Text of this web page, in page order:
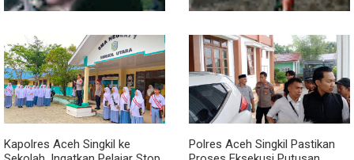
Babinsa dan Bhabinkamtibmas
Kompak Gaungkan Gerakan
Kibarkan Merah Putih
Kodim 0118 Kebut Tahap Akhir
Jembatan Garuda, Pengecoran
Kepala Jembatan Terus
Berjalan
Kapolres Aceh Singkil ke
Polres Aceh Singkil Pastikan